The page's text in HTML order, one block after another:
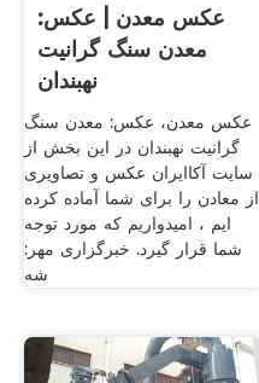
عکس معدن | عکس:
معدن سنگ گرانیت
نهبندان
عکس معدن، عکس: معدن سنگ
گرانیت نهبندان در این بخش از
سایت آکاایران عکس و تصاویری
از معادن را برای شما آماده کرده
ایم ، امیدواریم که مورد توجه
شما قرار گیرد. خبرگزاری مهر:
شه